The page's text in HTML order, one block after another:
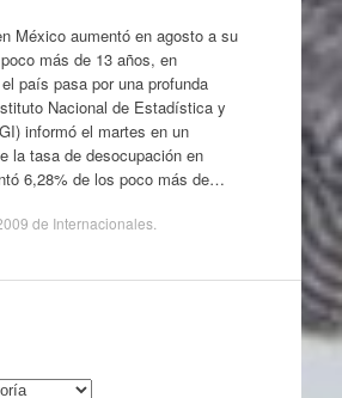
México aumentó en agosto a su
más de 13 años, en
país pasa por una profunda
Nacional de Estadística y
informó el martes en un
la tasa de desocupación en
6,28% de los poco más de…
de Internacionales.